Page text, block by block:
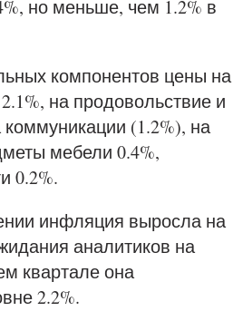
но меньше, чем 1.2% в
компонентов цены на
на продовольствие и
коммуникации (1.2%), на
мебели 0.4%,
0.2%.
инфляция выросла на
аналитиков на
квартале она
2.2%.